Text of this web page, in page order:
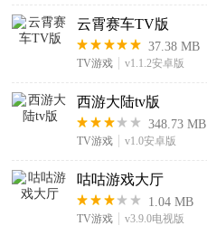
云霄赛车TV版
37.38 MB
TV游戏 v1.1.2安卓版
西游大陆tv版
348.73 MB
TV游戏 v1.0安卓版
咕咕游戏大厅
1.04 MB
TV游戏 v3.9.0电视版